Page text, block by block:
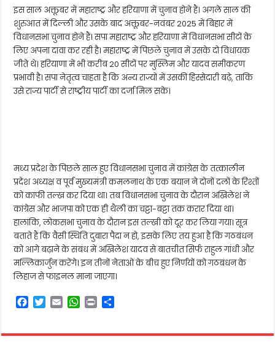
इस साल अक्तूबर में महाराष्ट्र और हरियाणा में चुनाव होने हैं। अगले साल की
शुरुआत में दिल्ली और उसके बाद अक्तूबर-नवंबर 2025 में बिहार में
विधानसभा चुनाव होने हैं। सपा महाराष्ट्र और हरियाणा में विधानसभा सीटों के
लिए अपना दावा कर रही है। महाराष्ट्र में पिछले चुनाव में उसके दो विधायक
जीते थे। हरियाणा में भी करीब 20 सीटों पर मुस्लिम और यादव समीकरण
प्रभावी है। सपा नेतृत्व चाहता है कि अन्य राज्यों में उसकी हिस्सेदारी बढ़े, ताकि
उसे राज्य पार्टी से राष्ट्रीय पार्टी का दर्जा मिल सके।
मध्य प्रदेश के पिछले साल हुए विधानसभा चुनाव में कांग्रेस के तत्कालीन
प्रदेश अध्यक्ष व पूर्व मुख्यमंत्री कमलनाथ के एक बयान ने दोनों दलों के रिश्तों
को काफी तल्ख कर दिया था। तब विधानसभा चुनाव के दौरान अखिलेश ने
कांग्रेस और भाजपा को एक ही थैली का चट्टा-बट्टा तक करार दिया था।
हालांकि, लोकसभा चुनाव के दौरान इस तल्खी को दूर कर लिया गया। सूत्र
बताते हैं कि वैसी स्थिति दुबारा पैदा न हो, इसके लिए तय हुआ है कि गठबंधन
को आगे बढ़ाने के संबंध में अखिलेश यादव से बातचीत सिर्फ राहुल गांधी और
मल्लिकार्जुन करेंगे। इन तीनों नेताओं के बीच हुए निर्णयों को गठबंधन के
लिहाज से फाइनल माना जाएगा।
F
e
T
t
E
i
W
t
P
n
r